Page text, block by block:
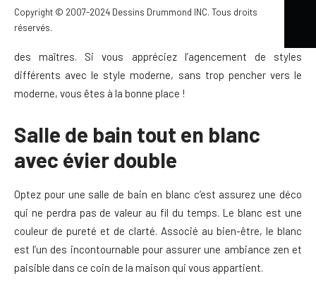
Copyright © 2007-2024 Dessins Drummond INC. Tous droits
réservés.
Découvrez aujourd’hui 18 idées et photos de salle de bain à
des maîtres. Si vous appréciez l’agencement de styles
différents avec le style moderne, sans trop pencher vers le
moderne, vous êtes à la bonne place !
Salle de bain tout en blanc
avec évier double
Optez pour une salle de bain en blanc c’est assurez une déco
qui ne perdra pas de valeur au fil du temps. Le blanc est une
couleur de pureté et de clarté. Associé au bien-être, le blanc
est l’un des incontournable pour assurer une ambiance zen et
paisible dans ce coin de la maison qui vous appartient.